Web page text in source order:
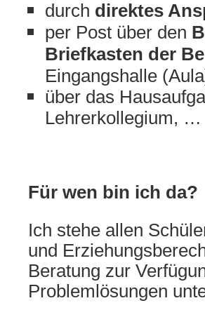
durch direktes
per Post über den
Briefkasten der
Eingangshalle
über das
Lehrerkollegium, …
Für wen bin ich da?
Ich stehe allen
und
Beratung zur
Problemlösungen